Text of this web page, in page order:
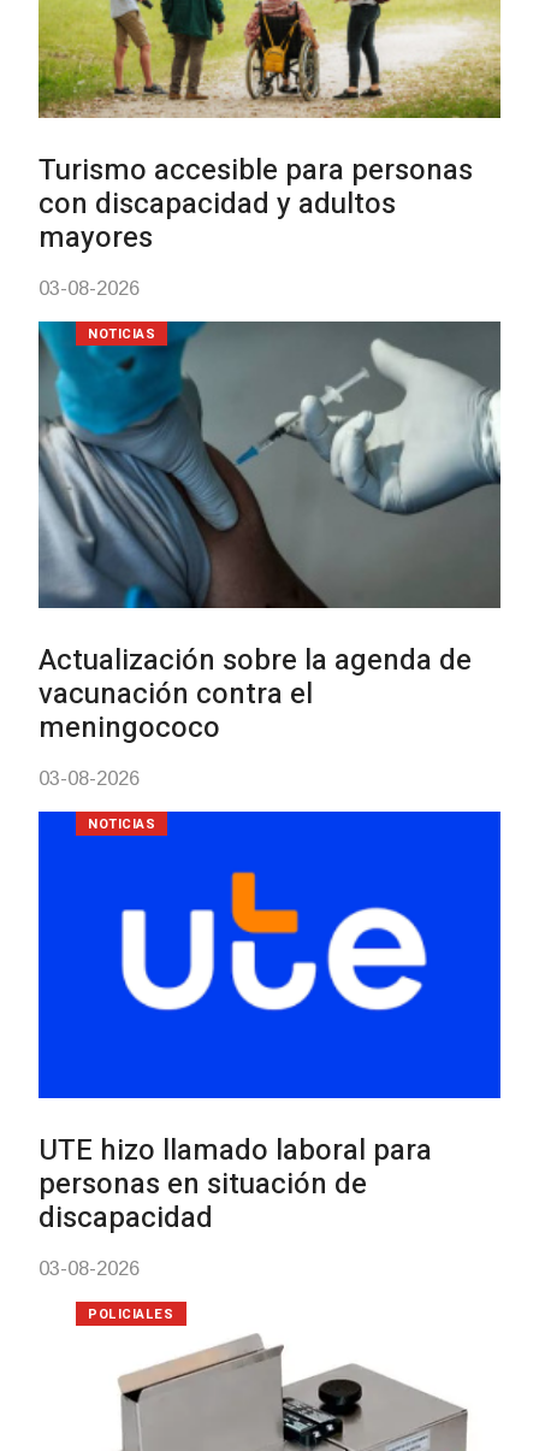
Turismo accesible para personas
con discapacidad y adultos
mayores
03-08-2026
Actualización sobre la agenda de
vacunación contra el
meningococo
03-08-2026
NOTICIAS
UTE hizo llamado laboral para
personas en situación de
discapacidad
03-08-2026
NOTICIAS
POLICIALES